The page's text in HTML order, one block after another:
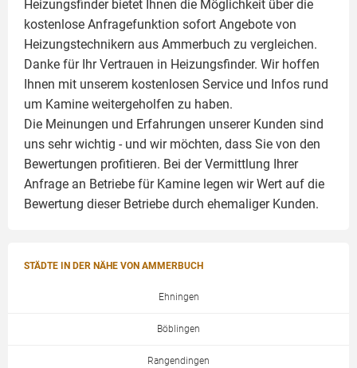
Heizungsfinder bietet Ihnen die Möglichkeit über die
kostenlose Anfragefunktion sofort Angebote von
Heizungstechnikern aus Ammerbuch zu vergleichen.
Danke für Ihr Vertrauen in Heizungsfinder. Wir hoffen
Ihnen mit unserem kostenlosen Service und Infos rund
um Kamine weitergeholfen zu haben.
Die Meinungen und Erfahrungen unserer Kunden sind
uns sehr wichtig - und wir möchten, dass Sie von den
Bewertungen profitieren. Bei der Vermittlung Ihrer
Anfrage an Betriebe für Kamine legen wir Wert auf die
Bewertung dieser Betriebe durch ehemaliger Kunden.
STÄDTE IN DER NÄHE VON AMMERBUCH
Ehningen
Böblingen
Rangendingen